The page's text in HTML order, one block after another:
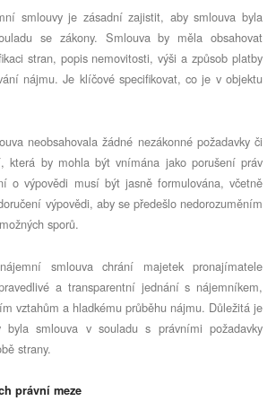
smlouvy je zásadní zajistit, aby smlouva byla
se zákony. Smlouva by měla obsahovat
stran, popis nemovitosti, výši a způsob platby
nájmu. Je klíčové specifikovat, co je v objektu
neobsahovala žádné nezákonné požadavky či
která by mohla být vnímána jako porušení práv
o výpovědi musí být jasně formulována, včetně
výpovědi, aby se předešlo nedorozuměním
sporů.
smlouva chrání majetek pronajímatele
a transparentní jednání s nájemníkem,
vztahům a hladkému průběhu nájmu. Důležitá je
byla smlouva v souladu s právními požadavky
strany.
právní meze